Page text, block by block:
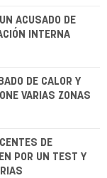
ACUSADO DE
INTERNA
DE CALOR Y
VARIAS ZONAS
DE
POR UN TEST Y